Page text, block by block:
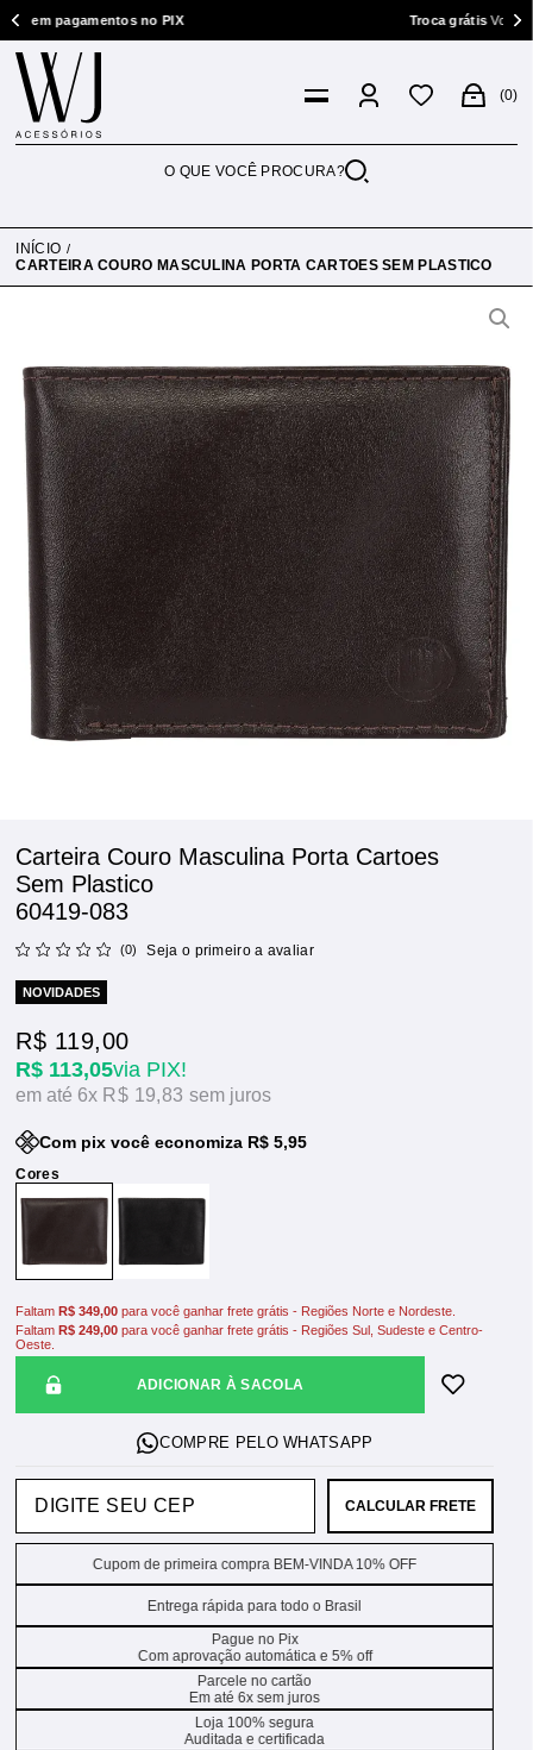
no PIX Troca grátisVocê tem 7 dias
0
INÍCIO
CARTEIRA COURO MASCULINA PORTA CARTOES SEM PLASTICO
Carteira Couro Masculina Porta Cartoes
Sem Plastico
60419-083
(0) Seja o primeiro a avaliar
NOVIDADES
R$ 113,05via PIX!
R$ 119,00
6x R$ 19,83sem juros
Com pix você economiza R$ 5,95
ADICIONAR À SACOLA
FaltamR$ 349,00 para você ganhar frete grátis - Regiões Norte e Nordeste.
FaltamR$ 249,00 para você ganhar frete grátis - Regiões Sul, Sudeste e Centro-
Oeste.
CALCULAR FRETE
Cupom de primeira compra BEM-VINDA 10% OFF
Entrega rápida para todo o Brasil
Pague no Pix
Com aprovação automática e 5% off
Parcele no cartão
Em até 6x sem juros
Loja 100% segura
Auditada e certificada